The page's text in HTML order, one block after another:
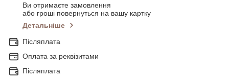
Ви отримаєте замовлення
або гроші повернуться на вашу картку
Детальніше
Післяплата
Оплата за реквізитами
Післяплата